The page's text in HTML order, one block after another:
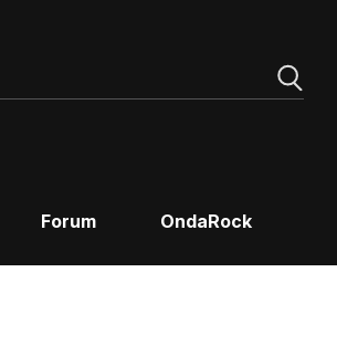
Forum OndaRock